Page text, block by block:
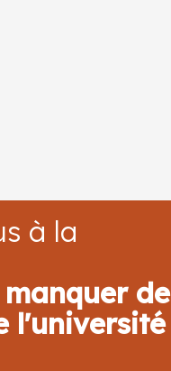
à la
de
l'université